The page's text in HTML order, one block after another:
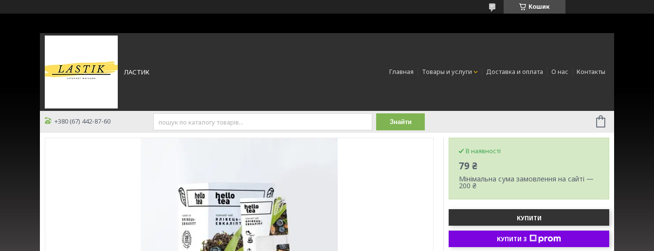
Кошик
ЛАСТИК Главная Товары и услуги Доставка и оплата О нас Контакты
+380 (67) 442-87-60 Знайти
В наявності
79 ₴
Мінімальна сума замовлення на сайті —
200 ₴
КУПИТИ
КУПИТИ З